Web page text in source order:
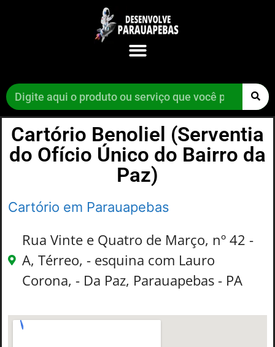
Cartório Benoliel (Serventia
do Ofício Único do Bairro da
Paz)
Cartório em Parauapebas
Rua Vinte e Quatro de Março, nº 42 -
A, Térreo, - esquina com Lauro
Corona, - Da Paz, Parauapebas - PA